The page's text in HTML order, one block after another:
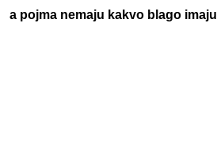
a pojma nemaju kakvo blago imaju